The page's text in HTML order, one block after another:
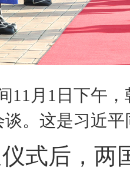
11月1日下午
谈。这是习近
式后，两